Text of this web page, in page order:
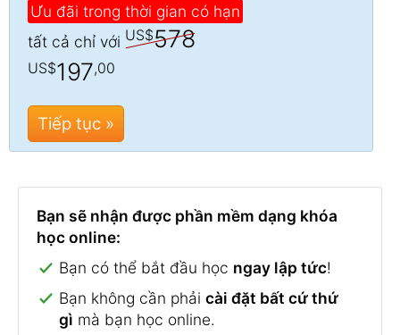
Ưu đãi trong thời gian có hạn
tất cả chỉ với US$578
US$197,00
Tiếp tục »
Bạn sẽ nhận được phần mềm dạng khóa
học online:
Bạn có thể bắt đầu học ngay lập tức!
Bạn không cần phải cài đặt bất cứ thứ
gì mà bạn học online.